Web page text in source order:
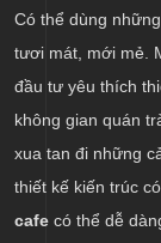
Có thể dùng
tươi mát, mới mẻ.
đầu tư yêu thích
không gian quán
xua tan đi những
thiết kế kiến trúc
cafe có thể dễ